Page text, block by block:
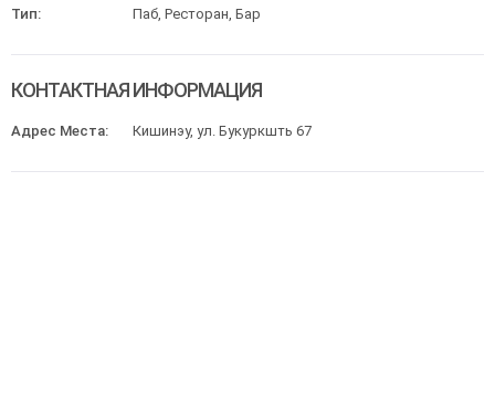
Тип: Паб, Ресторан, Бар
КОНТАКТНАЯ ИНФОРМАЦИЯ
Адрес Места: Кишинэу, ул. Букуркшть 67